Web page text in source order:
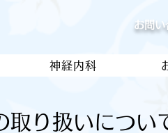
お問い
神経内科
取り扱いについ